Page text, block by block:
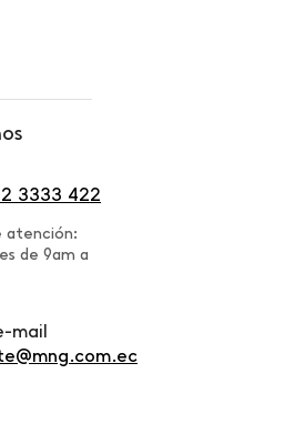
3333 422
atención:
de 9am a
mail